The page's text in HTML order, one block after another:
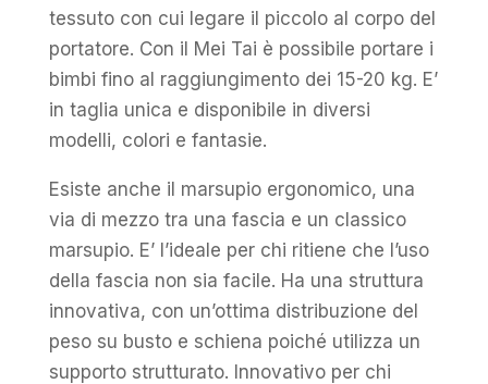
tessuto con cui legare il piccolo al corpo del
portatore. Con il Mei Tai è possibile portare i
bimbi fino al raggiungimento dei 15-20 kg. E’
in taglia unica e disponibile in diversi
modelli, colori e fantasie.
Esiste anche il marsupio ergonomico, una
via di mezzo tra una fascia e un classico
marsupio. E’ l’ideale per chi ritiene che l’uso
della fascia non sia facile. Ha una struttura
innovativa, con un’ottima distribuzione del
peso su busto e schiena poiché utilizza un
supporto strutturato. Innovativo per chi